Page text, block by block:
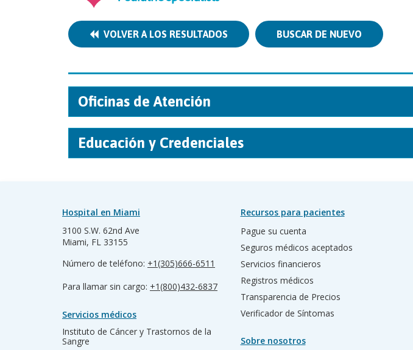
VOLVER A LOS RESULTADOS BUSCAR DE NUEVO
Oficinas de Atención
Educación y Credenciales
Hospital en Miami
3100 S.W. 62nd Ave
Miami, FL 33155
Número de teléfono: +1(305)666-6511
Para llamar sin cargo: +1(800)432-6837
Servicios médicos
Instituto de Cáncer y Trastornos de la
Sangre
Recursos para pacientes
Pague su cuenta
Seguros médicos aceptados
Servicios financieros
Registros médicos
Transparencia de Precios
Verificador de Síntomas
Sobre nosotros